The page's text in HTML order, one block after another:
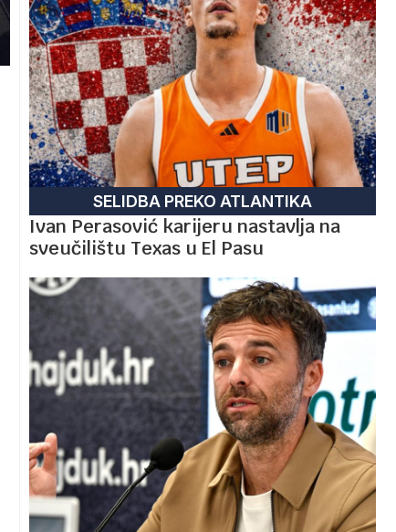
SELIDBA PREKO ATLANTIKA
Ivan Perasović karijeru nastavlja na
sveučilištu Texas u El Pasu